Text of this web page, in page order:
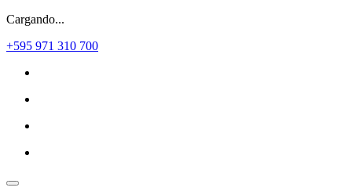
Cargando...
+595 971 310 700